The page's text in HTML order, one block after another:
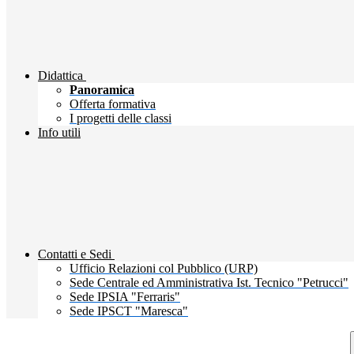
Didattica
Panoramica
Offerta formativa
I progetti delle classi
Info utili
Contatti e Sedi
Ufficio Relazioni col Pubblico (URP)
Sede Centrale ed Amministrativa Ist. Tecnico "Petrucci"
Sede IPSIA "Ferraris"
Sede IPSCT "Maresca"